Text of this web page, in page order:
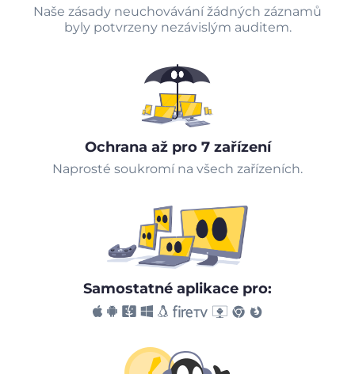
Naše zásady neuchovávání žádných záznamů
byly potvrzeny nezávislým auditem.
Ochrana až pro 7 zařízení
Naprosté soukromí na všech zařízeních.
Samostatné aplikace pro: